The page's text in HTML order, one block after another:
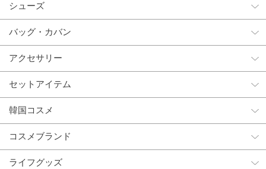
シューズ
バッグ・カバン
アクセサリー
セットアイテム
韓国コスメ
コスメブランド
ライフグッズ